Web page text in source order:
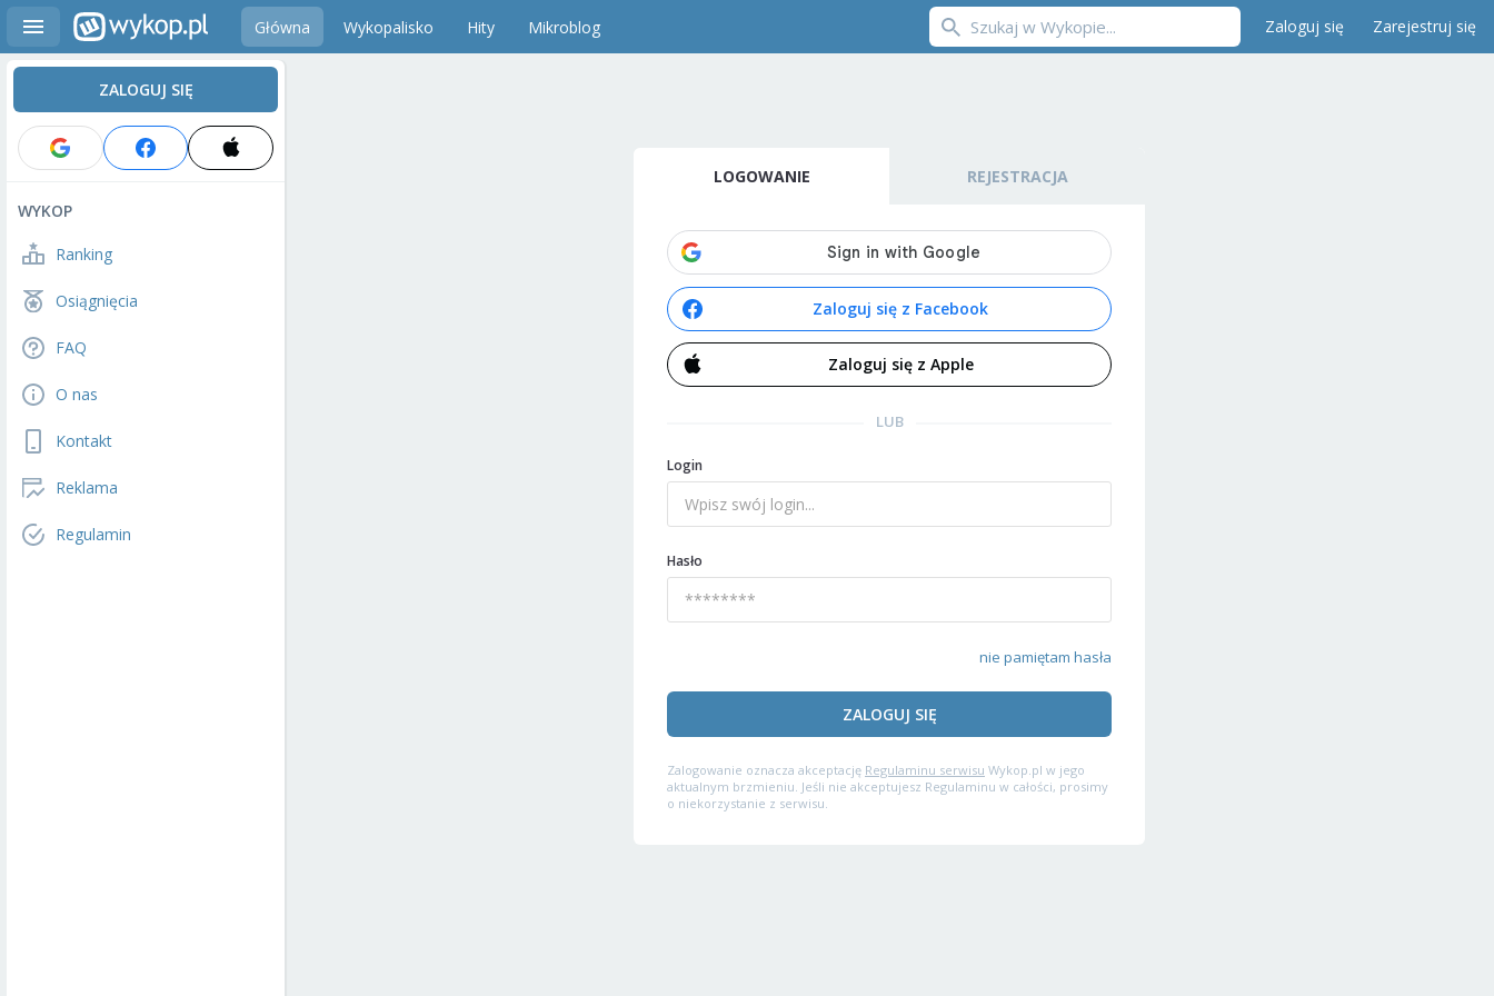
Główna Wykopalisko Hity Mikroblog Zaloguj się Zarejestruj się
ZALOGUJ SIĘ
WYKOP
Ranking
Osiągnięcia
FAQ
O nas
Kontakt
Reklama
Regulamin
LOGOWANIE REJESTRACJA
Zaloguj się z Facebook
Zaloguj się z Apple
LUB
Login
Hasło
nie pamiętam hasła
ZALOGUJ SIĘ
Zalogowanie oznacza akceptację Regulaminu serwisu Wykop.pl w jego
aktualnym brzmieniu. Jeśli nie akceptujesz Regulaminu w całości, prosimy
o niekorzystanie z serwisu.